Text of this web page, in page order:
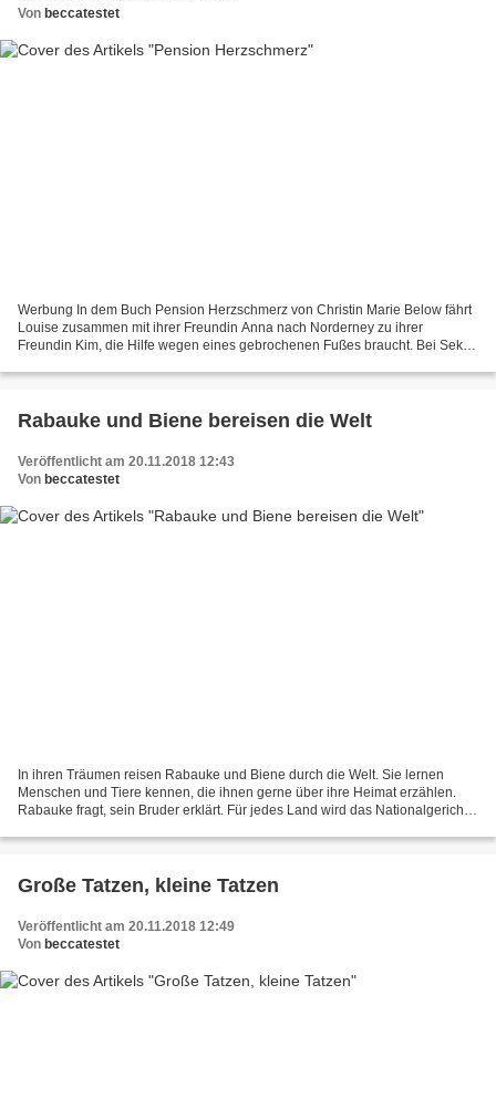
Von beccatestet
Werbung In dem Buch Pension Herzschmerz von Christin Marie Below fährt
Louise zusammen mit ihrer Freundin Anna nach Norderney zu ihrer
Freundin Kim, die Hilfe wegen eines gebrochenen Fußes braucht. Bei Sekt
Rabauke und Biene bereisen die Welt
Veröffentlicht am 20.11.2018 12:43
Von beccatestet
In ihren Träumen reisen Rabauke und Biene durch die Welt. Sie lernen
Menschen und Tiere kennen, die ihnen gerne über ihre Heimat erzählen.
Rabauke fragt, sein Bruder erklärt. Für jedes Land wird das Nationalgericht,
Große Tatzen, kleine Tatzen
Veröffentlicht am 20.11.2018 12:49
Von beccatestet